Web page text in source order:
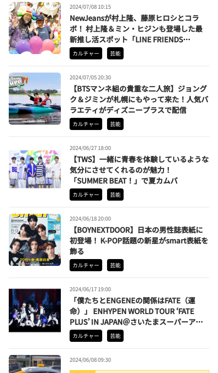
2024/07/08 10:15
NewJeansが村上隆、藤原ヒロシとコラ
ボ！ 村上隆＆ミン・ヒジンも登場した最
新推し活スポット「LINE FRIENDS
SQUARE SHIBUYA」に行ってみた
カルチャー 芸能
2024/07/05 20:30
【BTSマンネ組の貴重な二人旅】ジョング
ク＆ジミンが札幌にもやって来た！人気バ
ラエティがディズニープラスで配信
カルチャー 芸能
2024/06/27 18:00
【TWS】一緒に青春を体験しているような
気分にさせてくれるのが魅力！
「SUMMER BEAT！」で夏カムバ
カルチャー 芸能
2024/06/18 20:00
【BOYNEXTDOOR】日本の男性誌表紙に
初登場！ K-POP話題の新星がsmart表紙を
飾る
カルチャー 芸能
2024/06/17 19:00
「僕たちとENGENEの関係はFATE（運
命）」 ENHYPEN WORLD TOUR ‘FATE
PLUS’ IN JAPAN＠さいたまスーパーアリ
ーナ初日をレポート
カルチャー 芸能
2024/06/08 09:30